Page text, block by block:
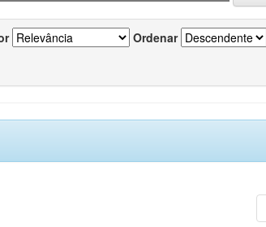
Ordenar